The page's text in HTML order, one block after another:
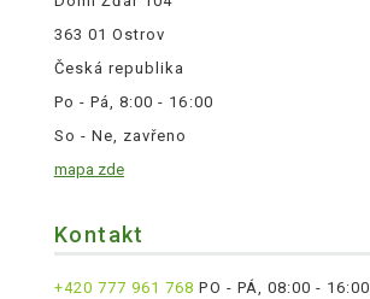
363 01 Ostrov
Česká republika
Po - Pá, 8:00 - 16:00
So - Ne, zavřeno
mapa zde
Kontakt
+420 777 961 768 PO - PÁ, 08:00 - 16:00